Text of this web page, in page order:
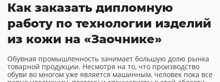
Как заказать дипломную
работу по технологии изделий
из кожи на «Заочнике»
Обувная промышленность занимает большую долю рынка
товарной продукции. Несмотря на то, что производство
обуви во многом уже является машинным, человек пока все